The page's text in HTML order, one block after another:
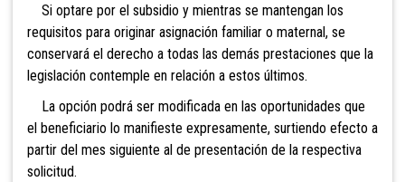
Si optare por el subsidio y mientras se mantengan los
requisitos para originar asignación familiar o maternal, se
conservará el derecho a todas las demás prestaciones que la
legislación contemple en relación a estos últimos.
La opción podrá ser modificada en las oportunidades que
el beneficiario lo manifieste expresamente, surtiendo efecto a
partir del mes siguiente al de presentación de la respectiva
solicitud.